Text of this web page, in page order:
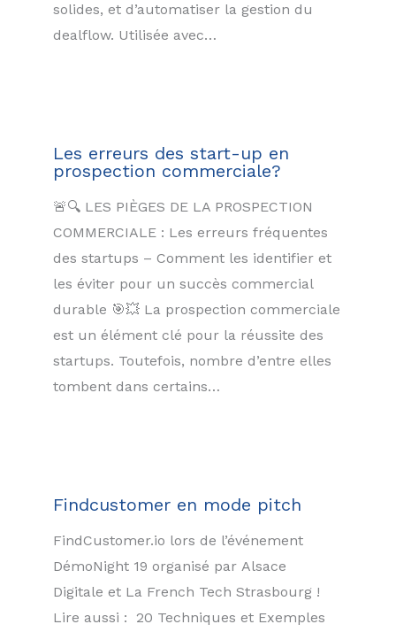
solides, et d’automatiser la gestion du
dealflow. Utilisée avec…
Les erreurs des start-up en
prospection commerciale?
🚨🔍 LES PIÈGES DE LA PROSPECTION
COMMERCIALE : Les erreurs fréquentes
des startups – Comment les identifier et
les éviter pour un succès commercial
durable 🎯💥 La prospection commerciale
est un élément clé pour la réussite des
startups. Toutefois, nombre d’entre elles
tombent dans certains…
Findcustomer en mode pitch
FindCustomer.io lors de l’événement
DémoNight 19 organisé par Alsace
Digitale et La French Tech Strasbourg !
Lire aussi : 20 Techniques et Exemples